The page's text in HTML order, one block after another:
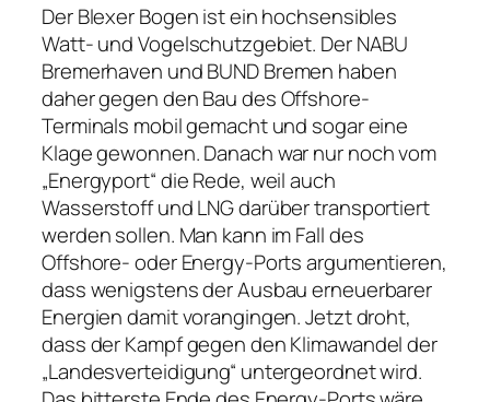
Der Blexer Bogen ist ein hochsensibles
Watt- und Vogelschutzgebiet. Der NABU
Bremerhaven und BUND Bremen haben
daher gegen den Bau des Offshore-
Terminals mobil gemacht und sogar eine
Klage gewonnen. Danach war nur noch vom
„Energyport“ die Rede, weil auch
Wasserstoff und LNG darüber transportiert
werden sollen. Man kann im Fall des
Offshore- oder Energy-Ports argumentieren,
dass wenigstens der Ausbau erneuerbarer
Energien damit vorangingen. Jetzt droht,
dass der Kampf gegen den Klimawandel der
„Landesverteidigung“ untergeordnet wird.